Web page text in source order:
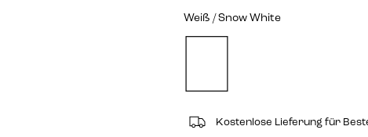
Weiß / Snow White
Kostenlose Lieferung für